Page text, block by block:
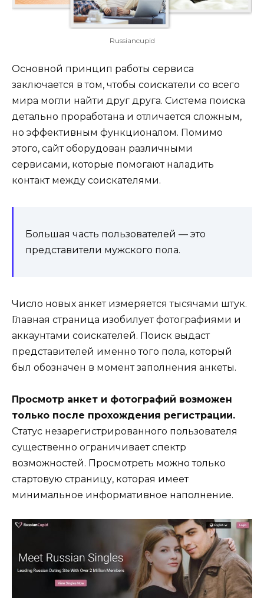
Russiancupid
Основной принцип работы сервиса
заключается в том, чтобы соискатели со всего
мира могли найти друг друга. Система поиска
детально проработана и отличается сложным,
но эффективным функционалом. Помимо
этого, сайт оборудован различными
сервисами, которые помогают наладить
контакт между соискателями.
Большая часть пользователей — это
представители мужского пола.
Число новых анкет измеряется тысячами штук.
Главная страница изобилует фотографиями и
аккаунтами соискателей. Поиск выдаст
представителей именно того пола, который
был обозначен в момент заполнения анкеты.
Просмотр анкет и фотографий возможен
только после прохождения регистрации.
Статус незарегистрированного пользователя
существенно ограничивает спектр
возможностей. Просмотреть можно только
стартовую страницу, которая имеет
минимальное информативное наполнение.